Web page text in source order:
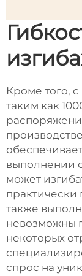
Кроме того,
таким как
выполнении
может
также
невозможны
некоторых
спрос на